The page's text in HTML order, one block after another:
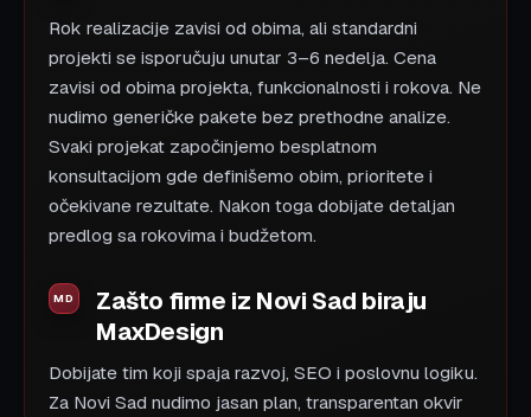
Rok realizacije zavisi od obima, ali standardni
projekti se isporučuju unutar 3–6 nedelja. Cena
zavisi od obima projekta, funkcionalnosti i rokova. Ne
nudimo generičke pakete bez prethodne analize.
Svaki projekat započinjemo besplatnom
konsultacijom gde definišemo obim, prioritete i
očekivane rezultate. Nakon toga dobijate detaljan
predlog sa rokovima i budžetom.
Zašto firme iz Novi Sad biraju
MaxDesign
Dobijate tim koji spaja razvoj, SEO i poslovnu logiku.
Za Novi Sad nudimo jasan plan, transparentan okvir